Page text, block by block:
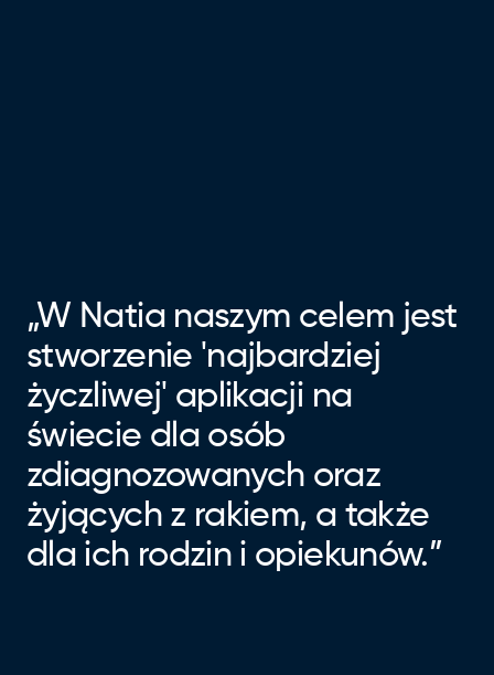
„W Natia naszym celem jest
stworzenie 'najbardziej
życzliwej' aplikacji na
świecie dla osób
zdiagnozowanych oraz
żyjących z rakiem, a także
dla ich rodzin i opiekunów.”